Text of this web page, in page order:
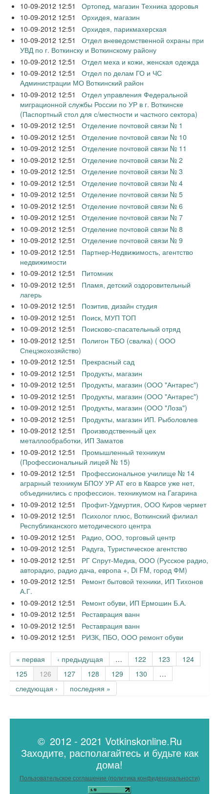
10-09-2012 12:51
Ортопед, магазин Техника здоровья
10-09-2012 12:51
Орхидея, магазин
10-09-2012 12:51
Орхидея, парикмахерская
10-09-2012 12:51
Отдел вневедомственной охраны при
УВД по г. Воткинску и Воткинскому району
10-09-2012 12:51
Отдел меха и кожи, женская одежда
10-09-2012 12:51
Отдел по делам ГО и ЧС
Администрации МО Воткинский район
10-09-2012 12:51
Отдел управления Федеральной
миграционной службы России по УР в г. Воткинске
(Паспортный стол для с/местности и частного сектора)
10-09-2012 12:51
Отделение почтовой связи № 1
10-09-2012 12:51
Отделение почтовой связи № 10
10-09-2012 12:51
Отделение почтовой связи № 11
10-09-2012 12:51
Отделение почтовой связи № 2
10-09-2012 12:51
Отделение почтовой связи № 3
10-09-2012 12:51
Отделение почтовой связи № 4
10-09-2012 12:51
Отделение почтовой связи № 5
10-09-2012 12:51
Отделение почтовой связи № 6
10-09-2012 12:51
Отделение почтовой связи № 7
10-09-2012 12:51
Отделение почтовой связи № 8
10-09-2012 12:51
Отделение почтовой связи № 9
10-09-2012 12:51
Партнер-Недвижимость, агентство
недвижимости
10-09-2012 12:51
Питомник
10-09-2012 12:51
Пламя, детский оздоровительный
лагерь
10-09-2012 12:51
Позитив, дизайн студия
10-09-2012 12:51
Поиск, МУП ТОП
10-09-2012 12:51
Поисково-спасательный отряд
10-09-2012 12:51
Полигон ТБО (свалка) ( ООО
Спецэкохозяйство)
10-09-2012 12:51
Прекрасный сад
10-09-2012 12:51
Продукты, магазин
10-09-2012 12:51
Продукты, магазин (ООО "Антарес")
10-09-2012 12:51
Продукты, магазин (ООО "Антарес")
10-09-2012 12:51
Продукты, магазин (ООО "Лоза")
10-09-2012 12:51
Продукты, магазин ИП. Рыболовлев
10-09-2012 12:51
Производственный цех
металлообработки, ИП Заматов
10-09-2012 12:51
Промышленный техникум
(Профессиональный лицей № 15)
10-09-2012 12:51
Профессиональное училище № 14
аграрный техникум БПОУ УР АТ его в Кварсе уже нет,
объединились с профессион. техникумом на Гагарина
10-09-2012 12:51
Профит-Удмуртия, ООО Киров чермет
10-09-2012 12:51
Психолог плюс, Воткинский филиал
Республиканского методического центра
10-09-2012 12:51
Радио, ООО, торговый центр
10-09-2012 12:51
Радуга, Туристическое агентство
10-09-2012 12:51
РГ Спрут-Медиа, ООО (Русское радио,
авторадио, радио дача, европа +, Di FM, город ФМ)
10-09-2012 12:51
Ремонт бытовой техники, ИП Тихонов
А.Г.
10-09-2012 12:51
Ремонт обуви, ИП Ермошин Б.А.
10-09-2012 12:51
Реставрация ванн
10-09-2012 12:51
Реставрация ванн
10-09-2012 12:51
РИЗК, ПБО, ООО ремонт обуви
Страницы
« первая ‹ предыдущая … 122 123
124
125
126 127 128 129 130
…
следующая ›
последняя »
© 2012 - 2021 Votkinskonline.Ru
Заходите, располагайтесь и будьте как
дома!
Пользовательское соглашение (политика конфиденциальности)